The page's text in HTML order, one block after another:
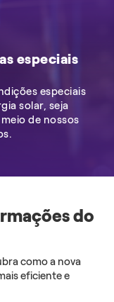
especiais
especiais
solar, seja
de nossos
do
como a nova
eficiente e